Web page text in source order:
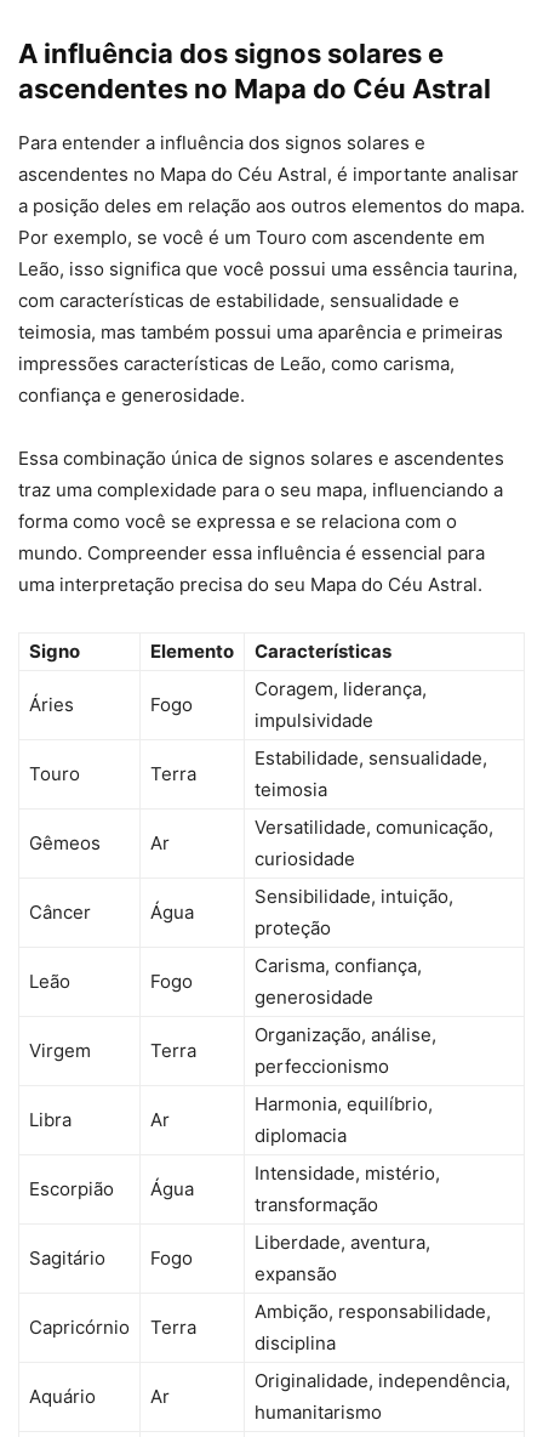
A influência dos signos solares e
ascendentes no Mapa do Céu Astral
Para entender a influência dos signos solares e
ascendentes no Mapa do Céu Astral, é importante analisar
a posição deles em relação aos outros elementos do mapa.
Por exemplo, se você é um Touro com ascendente em
Leão, isso significa que você possui uma essência taurina,
com características de estabilidade, sensualidade e
teimosia, mas também possui uma aparência e primeiras
impressões características de Leão, como carisma,
confiança e generosidade.
Essa combinação única de signos solares e ascendentes
traz uma complexidade para o seu mapa, influenciando a
forma como você se expressa e se relaciona com o
mundo. Compreender essa influência é essencial para
uma interpretação precisa do seu Mapa do Céu Astral.
Signo Elemento Características
Áries Fogo
Coragem, liderança,
impulsividade
Touro Terra
Estabilidade, sensualidade,
teimosia
Gêmeos Ar
Versatilidade, comunicação,
curiosidade
Câncer Água
Sensibilidade, intuição,
proteção
Leão Fogo
Carisma, confiança,
generosidade
Virgem Terra
Organização, análise,
perfeccionismo
Libra Ar
Harmonia, equilíbrio,
diplomacia
Escorpião Água
Intensidade, mistério,
transformação
Sagitário Fogo
Liberdade, aventura,
expansão
Capricórnio Terra
Ambição, responsabilidade,
disciplina
Aquário Ar
Originalidade, independência,
humanitarismo